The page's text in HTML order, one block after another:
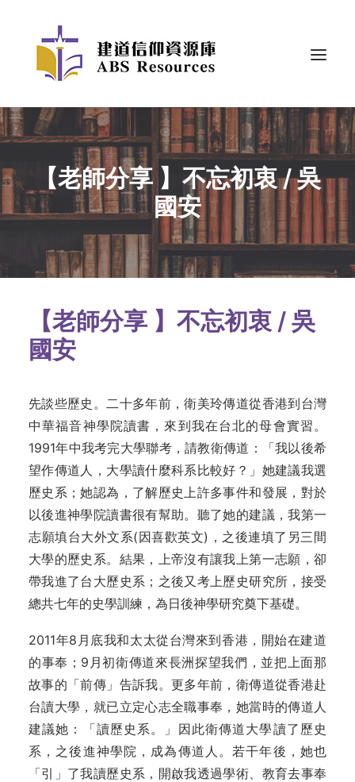
【老師分享 】不忘初衷 / 吳
國安
【老師分享 】不忘初衷 / 吳
國安
先談些歷史。二十多年前，衛美玲傳道從香港到台灣
中華福音神學院讀書，來到我在台北的母會實習。
1991年中我考完大學聯考，請教衛傳道：「我以後希
望作傳道人，大學讀什麼科系比較好？」她建議我選
歷史系；她認為，了解歷史上許多事件和發展，對於
以後進神學院讀書很有幫助。聽了她的建議，我第一
志願填台大外文系(因喜歡英文)，之後連填了另三間
大學的歷史系。結果，上帝沒有讓我上第一志願，卻
帶我進了台大歷史系；之後又考上歷史研究所，接受
總共七年的史學訓練，為日後神學研究奠下基礎。
2011年8月底我和太太從台灣來到香港，開始在建道
的事奉；9月初衛傳道來長洲探望我們，並把上面那
故事的「前傳」告訴我。更多年前，衛傳道從香港赴
台讀大學，就已立定心志全職事奉，她當時的傳道人
建議她：「讀歷史系。」因此衛傳道大學讀了歷史
系，之後進神學院，成為傳道人。若干年後，她也
「引」了我讀歷史系，開啟我透過學術、教育去事奉